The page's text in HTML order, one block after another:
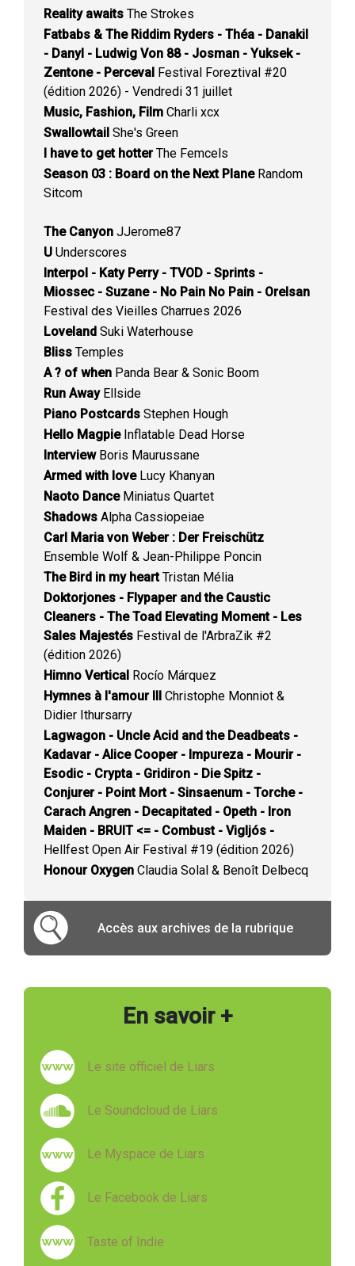
Reality awaits The Strokes
Fatbabs & The Riddim Ryders - Théa - Danakil
- Danyl - Ludwig Von 88 - Josman - Yuksek -
Zentone - Perceval Festival Foreztival #20
(édition 2026) - Vendredi 31 juillet
Music, Fashion, Film Charli xcx
Swallowtail She's Green
I have to get hotterThe Femcels
Season 03 : Board on the Next PlaneRandom
Sitcom
The Canyon JJerome87
U Underscores
Interpol - Katy Perry - TVOD - Sprints -
Miossec - Suzane - No Pain No Pain - Orelsan
Festival des Vieilles Charrues 2026
Loveland Suki Waterhouse
Bliss Temples
A ? of when Panda Bear & Sonic Boom
Run AwayEllside
Piano Postcards Stephen Hough
Hello MagpieInflatable Dead Horse
InterviewBoris Maurussane
Armed with loveLucy Khanyan
Naoto DanceMiniatus Quartet
Shadows Alpha Cassiopeiae
Carl Maria von Weber : Der Freischütz
Ensemble Wolf & Jean-Philippe Poncin
The Bird in my heartTristan Mélia
Doktorjones - Flypaper and the Caustic
Cleaners - The Toad Elevating Moment - Les
Sales Majestés Festival de l'ArbraZik #2
(édition 2026)
Himno Vertical Rocío Márquez
Hymnes à l'amour III Christophe Monniot &
Didier Ithursarry
Lagwagon - Uncle Acid and the Deadbeats -
Kadavar - Alice Cooper - Impureza - Mourir -
Esodic - Crypta - Gridiron - Die Spitz -
Conjurer - Point Mort - Sinsaenum - Torche -
Carach Angren - Decapitated - Opeth - Iron
Maiden - BRUIT <= - Combust - Vigljós -
Hellfest Open Air Festival #19 (édition 2026)
Honour Oxygen Claudia Solal & Benoît Delbecq
Accès aux archives de la rubrique
En savoir +
Le site officiel de Liars
Le Soundcloud de Liars
Le Myspace de Liars
Le Facebook de Liars
Taste of Indie